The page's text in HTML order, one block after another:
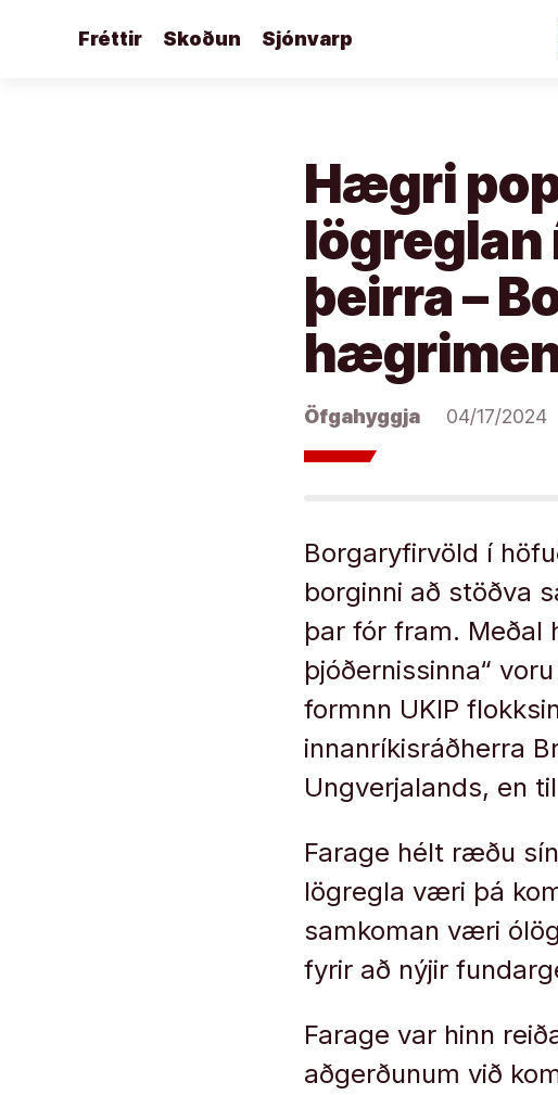
Fréttir Skoðun Sjónvarp
Hægri
lögreglan
þeirra –
Öfgahyggja 04/17/2024
Borgaryfirvöld í
borginni að stöðva
þar fór fram. Meðal
þjóðernissinna“
formnn UKIP
innanríkisráðherra
Ungverjalands, en
Farage hélt ræðu
lögregla væri þá
samkoman væri
fyrir að nýjir
Farage var hinn
aðgerðunum við